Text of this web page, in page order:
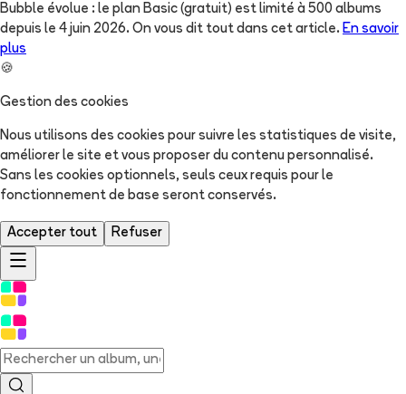
Bubble évolue : le plan Basic (gratuit) est limité à 500 albums
depuis le 4 juin 2026. On vous dit tout dans cet article. En savoir
plus
🍪
Gestion des cookies
Nous utilisons des cookies pour suivre les statistiques de visite,
améliorer le site et vous proposer du contenu personnalisé.
Sans les cookies optionnels, seuls ceux requis pour le
fonctionnement de base seront conservés.
Accepter tout Refuser